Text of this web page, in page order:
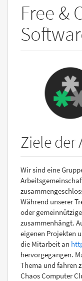
Free &
Ziele der
Wir sind eine
Während unserer
oder
zusammenhängt.
eigenen Projekten
die Mitarbeit an
hervorgegangen.
Thema und fahren
Chaos Computer